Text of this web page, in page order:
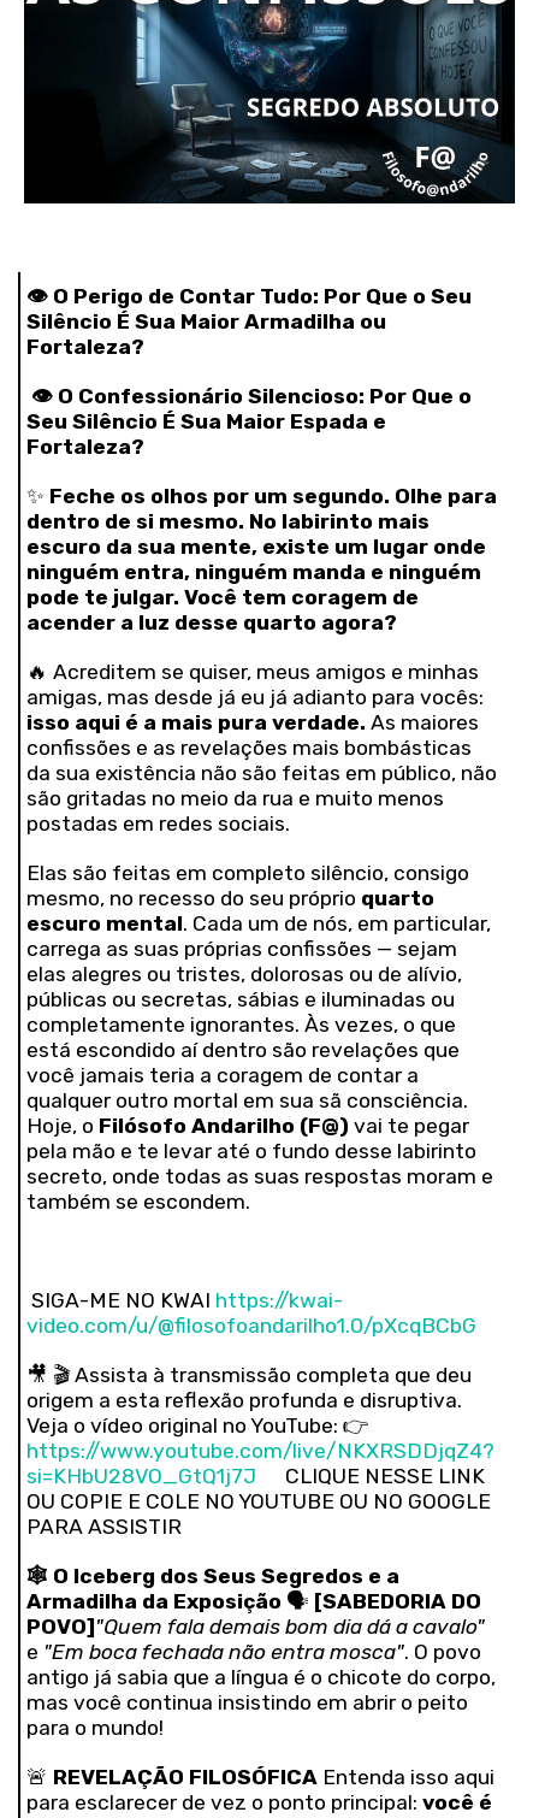
👁️ O Perigo de Contar Tudo: Por Que o Seu
Silêncio É Sua Maior Armadilha ou
Fortaleza?
👁️ O Confessionário Silencioso: Por Que o
Seu Silêncio É Sua Maior Espada e
Fortaleza?
✨ Feche os olhos por um segundo. Olhe para
dentro de si mesmo. No labirinto mais
escuro da sua mente, existe um lugar onde
ninguém entra, ninguém manda e ninguém
pode te julgar. Você tem coragem de
acender a luz desse quarto agora?
🔥 Acreditem se quiser, meus amigos e minhas
amigas, mas desde já eu já adianto para vocês:
isso aqui é a mais pura verdade. As maiores
confissões e as revelações mais bombásticas
da sua existência não são feitas em público, não
são gritadas no meio da rua e muito menos
postadas em redes sociais.
Elas são feitas em completo silêncio, consigo
mesmo, no recesso do seu próprio quarto
escuro mental. Cada um de nós, em particular,
carrega as suas próprias confissões — sejam
elas alegres ou tristes, dolorosas ou de alívio,
públicas ou secretas, sábias e iluminadas ou
completamente ignorantes. Às vezes, o que
está escondido aí dentro são revelações que
você jamais teria a coragem de contar a
qualquer outro mortal em sua sã consciência.
Hoje, o Filósofo Andarilho (F@) vai te pegar
pela mão e te levar até o fundo desse labirinto
secreto, onde todas as suas respostas moram e
também se escondem.
SIGA-ME NO KWAI https://kwai-
video.com/u/@filosofoandarilho1.0/pXcqBCbG
🎥 🎬 Assista à transmissão completa que deu
origem a esta reflexão profunda e disruptiva.
Veja o vídeo original no YouTube: 👉
https://www.youtube.com/live/NKXRSDDjqZ4?
si=KHbU28VO_GtQ1j7J CLIQUE NESSE LINK
OU COPIE E COLE NO YOUTUBE OU NO GOOGLE
PARA ASSISTIR
🕸️ O Iceberg dos Seus Segredos e a
Armadilha da Exposição 🗣️ [SABEDORIA DO
POVO]"Quem fala demais bom dia dá a cavalo"
e "Em boca fechada não entra mosca". O povo
antigo já sabia que a língua é o chicote do corpo,
mas você continua insistindo em abrir o peito
para o mundo!
🚨 REVELAÇÃO FILOSÓFICA Entenda isso aqui
para esclarecer de vez o ponto principal: você é